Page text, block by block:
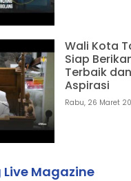
Wali Kota
Siap
Terbaik
Aspirasi
Rabu, 26 Maret
Magazine